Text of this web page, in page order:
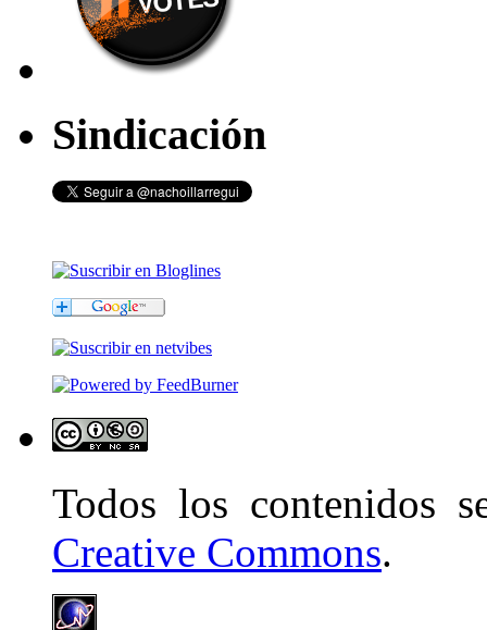
Sindicación
Todos los contenidos
Creative Commons.